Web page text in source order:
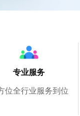
专业服务
位全行业服务到位